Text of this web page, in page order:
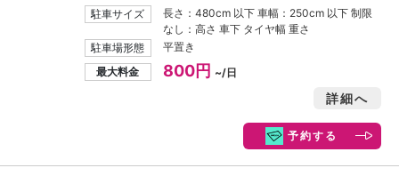
駐車サイズ
長さ：480cm 以下 車幅：250cm 以下 制限
なし：高さ 車下 タイヤ幅 重さ
駐車場形態
平置き
最大料金
800円 ~/日
詳細へ
予約する